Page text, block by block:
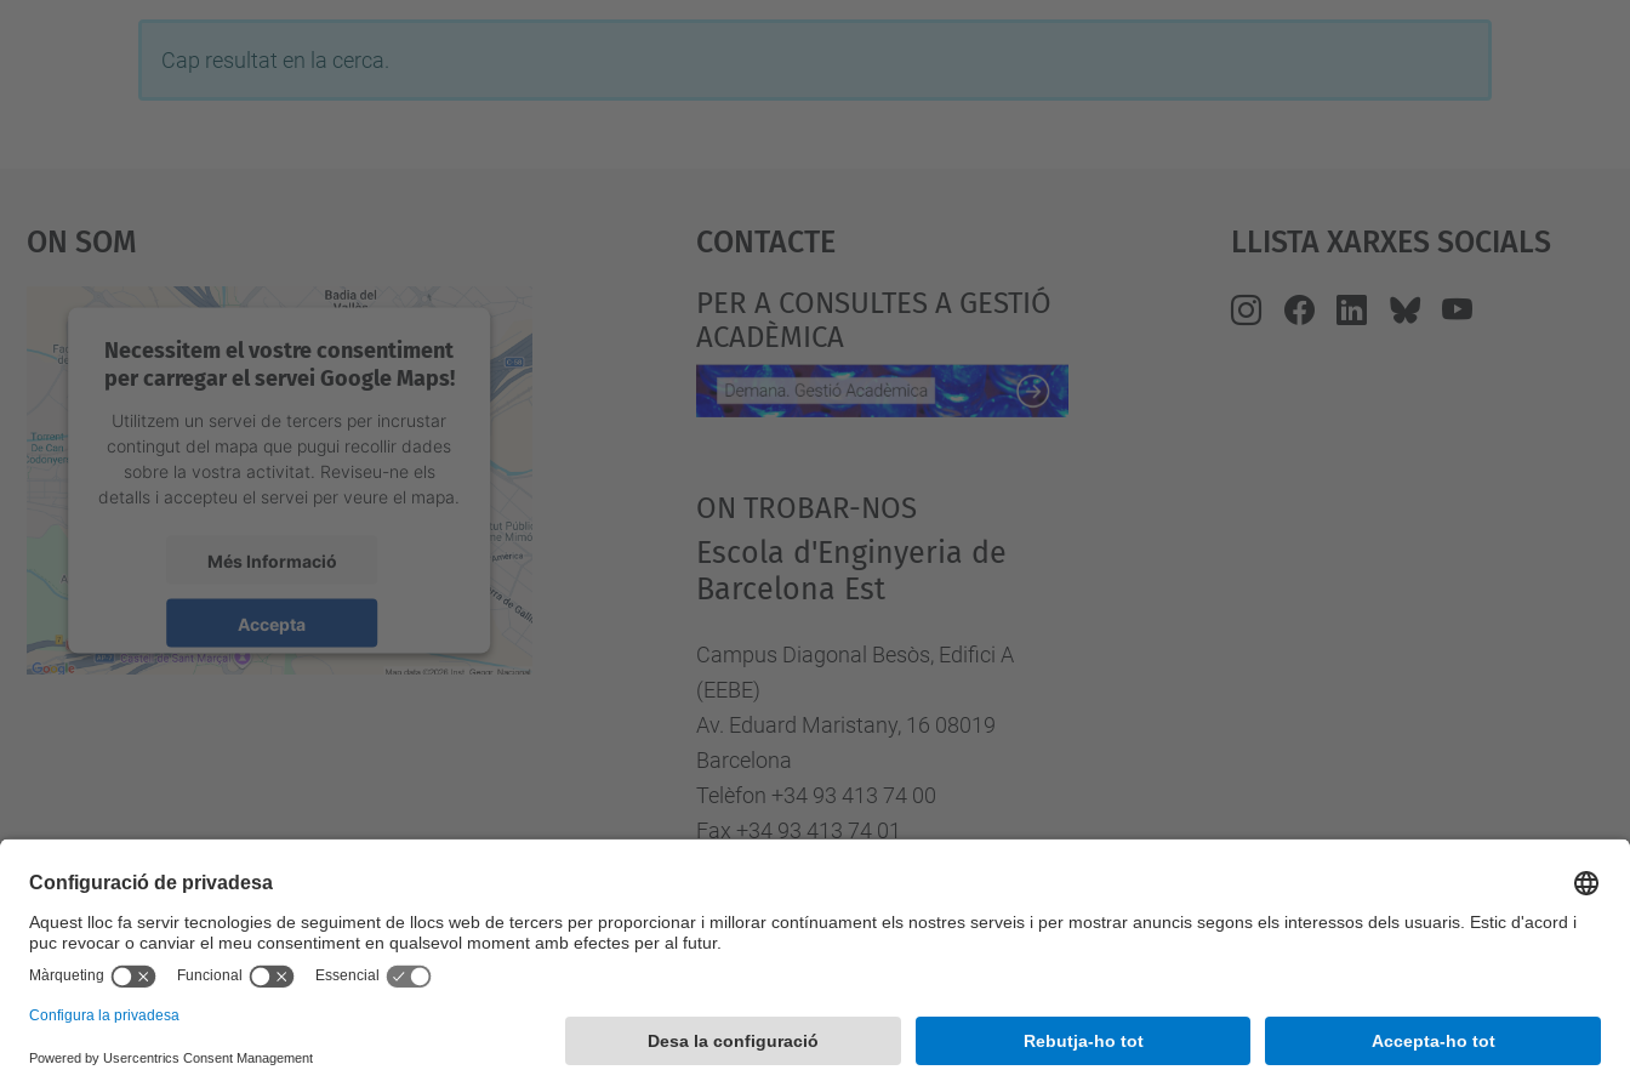
Cap resultat en la cerca.
On Som
Necessitem el vostre consentiment
per carregar el servei Google Maps!
Utilitzem un servei de tercers per incrustar
contingut del mapa que pugui recollir dades
sobre la vostra activitat. Reviseu-ne els
detalls i accepteu el servei per veure el mapa.
Més Informació
Accepta
powered byUsercentrics Consent
Contacte
PER A CONSULTES A GESTIÓ
ACADÈMICA
ON TROBAR-NOS
Escola d'Enginyeria de
Barcelona Est
Campus Diagonal Besòs, Edifici A
(EEBE)
Av. Eduard Maristany, 16 08019
Barcelona
Telèfon +34 93 413 74 00
Fax +34 93 413 74 01
Formulari de contacte
Llista Xarxes Socials
© UPCEscola d'Enginyeria de Barcelona Est. EEBE Desenvolupat amb Mapa del lloc Configuració de privadesa